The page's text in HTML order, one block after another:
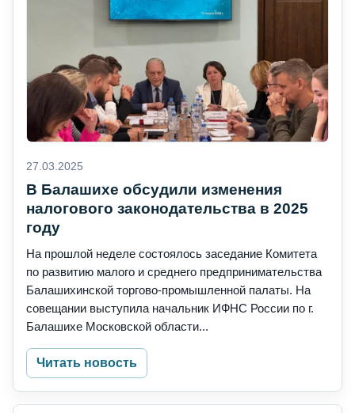
27.03.2025
В Балашихе обсудили изменения
налогового законодательства в 2025
году
На прошлой неделе состоялось заседание Комитета
по развитию малого и среднего предпринимательства
Балашихинской торгово-промышленной палаты. На
совещании выступила начальник ИФНС России по г.
Балашихе Московской области...
Читать новость